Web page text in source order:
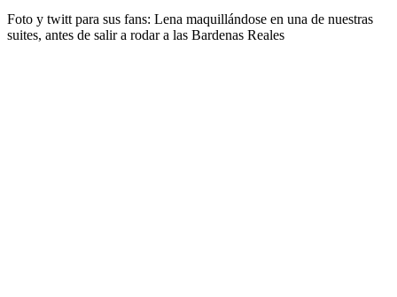
Foto y twitt para sus fans: Lena maquillándose en una de nuestras
suites, antes de salir a rodar a las Bardenas Reales